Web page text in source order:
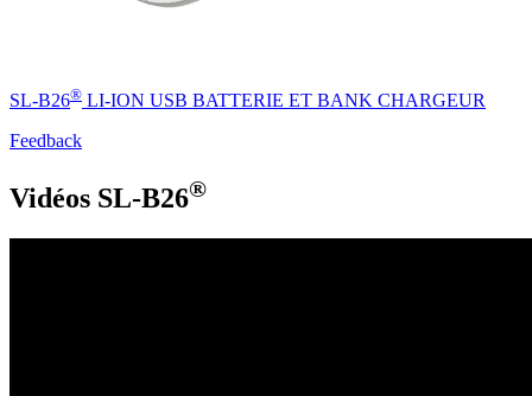
SL-B26® LI-ION USB BATTERIE ET BANK CHARGEUR
Feedback
Vidéos SL-B26®